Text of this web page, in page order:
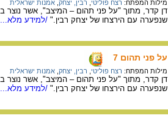
מילות המפתח: רצח פוליטי רבין, יצחק אמנות ישראלית
שנפערה עם הירצחו של יצחק רבין." /למידע מלא...
על פני תהום 7
מילות המפתח: רצח פוליטי רבין, יצחק אמנות ישראלית
שנפערה עם הירצחו של יצחק רבין." /למידע מלא...